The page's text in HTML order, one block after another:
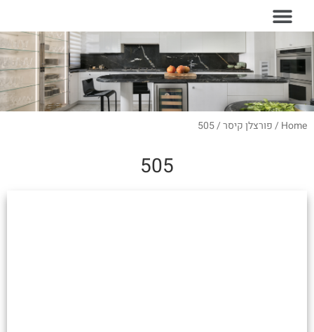
Home
/פורצלן קיסר/ 505
505